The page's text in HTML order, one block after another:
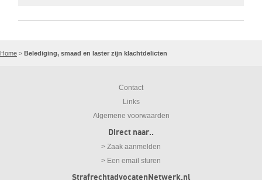
Home > Belediging, smaad en laster zijn klachtdelicten
Contact
Links
Algemene voorwaarden
Direct naar..
> Zaak aanmelden
> Een email sturen
StrafrechtadvocatenNetwerk.nl